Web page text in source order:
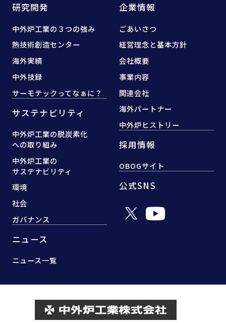
研究開発
中外炉工業の３つの強み
熱技術創造センター
海外実績
中外技録
サーモテックってなぁに？
サステナビリティ
中外炉工業の脱炭素化
への取り組み
中外炉工業の
サステナビリティ
環境
社会
ガバナンス
ニュース
ニュース一覧
企業情報
ごあいさつ
経営理念と基本方針
会社概要
事業内容
関連会社
海外パートナー
中外炉ヒストリー
採用情報
OBOGサイト
公式SNS